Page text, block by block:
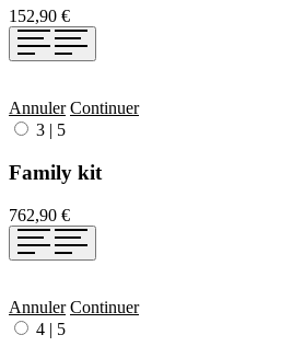
152,90 €
Annuler Continuer
3
5
Family kit
762,90 €
Annuler Continuer
4 | 5